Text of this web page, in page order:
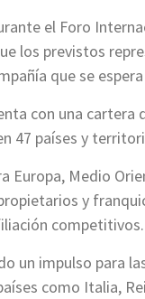
el Foro
los previstos
que se
con una cartera
47 países y
Europa, Medio
y
competitivos.
un impulso para
como Italia,